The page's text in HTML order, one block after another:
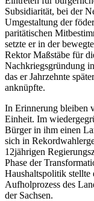
Subsidiarität, bei der
Umgestaltung der
paritätischen
setzte er in der
Rektor Maßstäbe für
Nachkriegsgründung
das er Jahrzehnte
anknüpfte.
In Erinnerung bleiben
Einheit. Im
Bürger in ihm einen
sich in
12jährigen
Phase der
Haushaltspolitik stellte
Aufholprozess des
der Sachsen.